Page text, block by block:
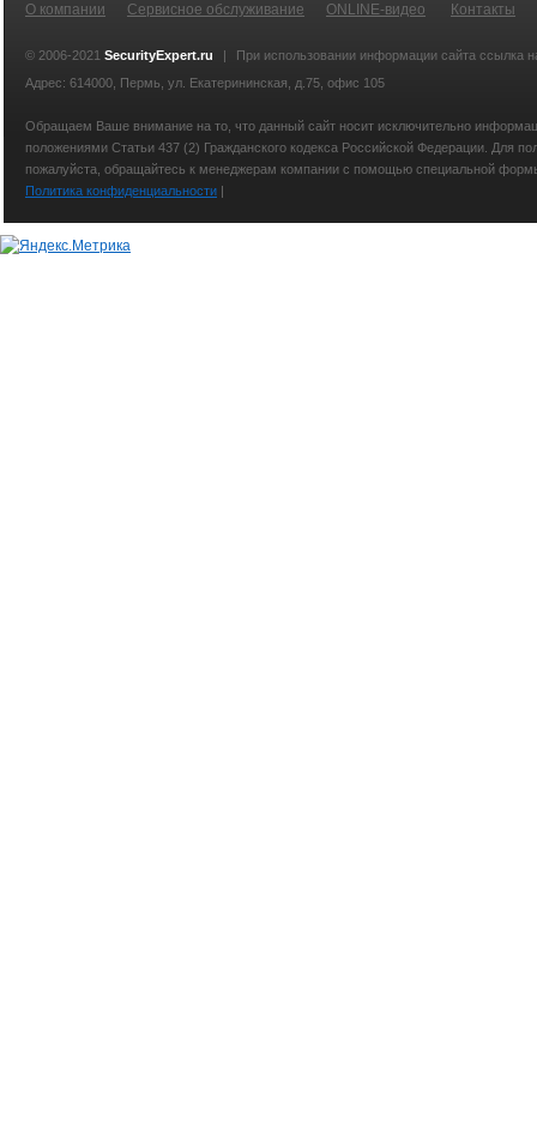
О компании Сервисное обслуживание ONLINE-видео Контакты
© 2006-2021 SecurityExpert.ru |
При использовании информации сайта ссылка
Адрес: 614000, Пермь, ул. Екатерининская, д.75, офис 105
Обращаем Ваше внимание на то, что данный сайт носит исключительно
положениями Статьи 437 (2) Гражданского кодекса Российской Федерации. Для
пожалуйста, обращайтесь к менеджерам компании с помощью специальной
Политика конфиденциальности |